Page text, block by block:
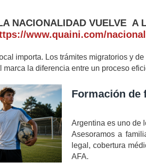
NACIONALIDAD VUELVE A
www.quaini.com/
importa. Los trámites migratorios y
marca la diferencia entre un proceso
Formación de
Argentina es uno de
Asesoramos a
legal, cobertura
AFA.